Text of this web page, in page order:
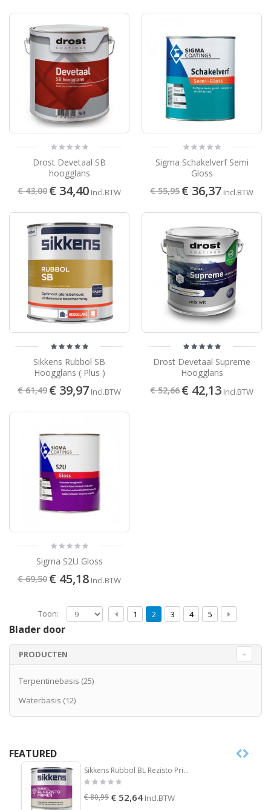
Drost Devetaal SB
hoogglans
€ 43,00 € 34,40 Incl.BTW
Sigma Schakelverf Semi
Gloss
€ 55,95 € 36,37 Incl.BTW
Sikkens Rubbol SB
Hoogglans ( Plus )
€ 61,49 € 39,97 Incl.BTW
Drost Devetaal Supreme
Hoogglans
€ 52,66 € 42,13 Incl.BTW
Sigma S2U Gloss
€ 69,50 € 45,18 Incl.BTW
1 2 3 4 5
Toon:
Blader door
PRODUCTEN
Terpentinebasis (25)
Waterbasis (12)
FEATURED
Sikkens Rubbol BL Rezisto Primer
€ 80,99 € 52,64 Incl.BTW